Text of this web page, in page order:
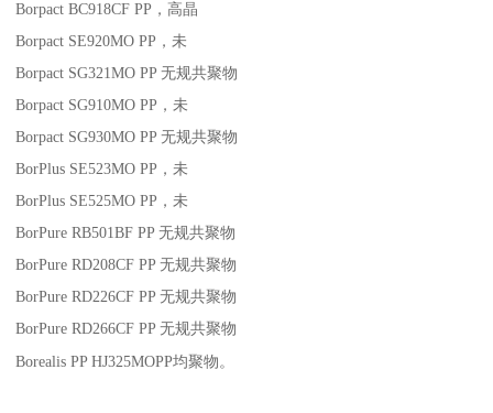
Borpact BC918CF PP ，高晶
Borpact SE920MO PP ，未
Borpact SG321MO PP无规共聚物
Borpact SG910MO PP ，未
Borpact SG930MO PP无规共聚物
BorPlus SE523MO PP ，未
BorPlus SE525MO PP ，未
BorPure RB501BF PP无规共聚物
BorPure RD208CF PP无规共聚物
BorPure RD226CF PP无规共聚物
BorPure RD266CF PP无规共聚物
Borealis PP HJ325MOPP均聚物。